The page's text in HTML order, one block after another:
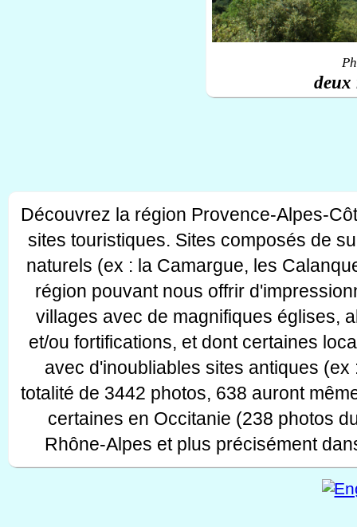
deux
Découvrez la région Provence-Alpes-
sites touristiques. Sites composés de
naturels (ex : la Camargue, les
région pouvant nous offrir
villages avec de magnifiques églises,
et/ou fortifications, et dont certaines
avec d'inoubliables sites antiques
totalité de 3442 photos, 638 auront
certaines en Occitanie (238 photos
Rhône-Alpes et plus précisément